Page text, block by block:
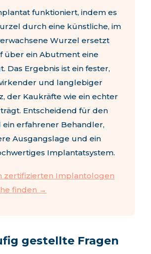
funktioniert, indem es
durch eine künstliche, im
Wurzel ersetzt
über ein Abutment eine
Das Ergebnis ist ein fester,
und langlebiger
der Kaukräfte wie ein echter
Entscheidend für den
ein erfahrener Behandler,
Ausgangslage und ein
Implantatsystem.
zertifizierten Implantologen
finden →
gestellte Fragen